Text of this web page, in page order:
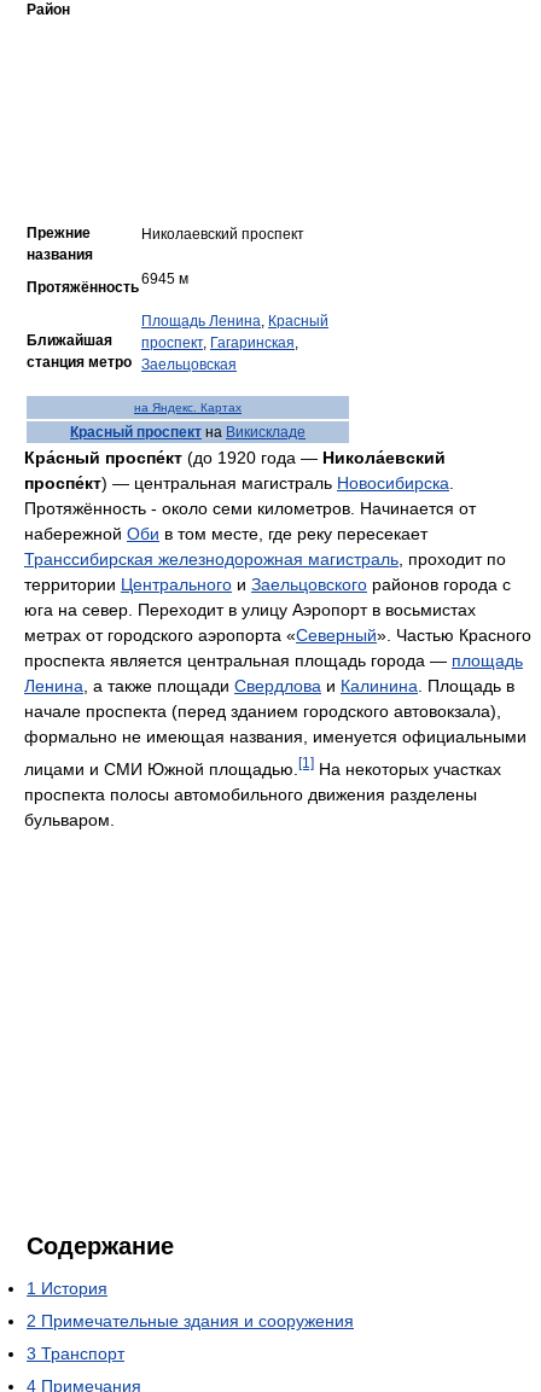
Район
Прежние
названия
Николаевский проспект
Протяжённость6945 м
Ближайшая
станция метро
Площадь Ленина, Красный
проспект, Гагаринская,
Заельцовская
на Яндекс. Картах
Красный проспект на Викискладе
Кра́сный проспе́кт (до 1920 года — Никола́евский
проспе́кт) — центральная магистраль Новосибирска
Протяжённость - около семи километров. Начинается от
набережной Оби в том месте, где реку пересекает
Транссибирская железнодорожная магистраль , проходит по
территории Центрального и Заельцовского районов города с
юга на север. Переходит в улицу Аэропорт в восьмистах
метрах от городского аэропорта «Северный». Частью Красного
проспекта является центральная площадь города — площадь
Ленина , а также площади Свердлова и Калинина . Площадь в
начале проспекта (перед зданием городского автовокзала),
формально не имеющая названия, именуется официальными
лицами и СМИ Южной площадью. [1] На некоторых участках
проспекта полосы автомобильного движения разделены
бульваром.
Содержание
1 История
2 Примечательные здания и сооружения
3 Транспорт
4 Примечания